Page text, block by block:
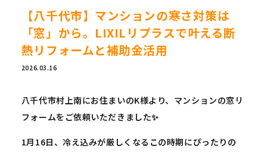
【八千代市】マンションの寒さ対策は
「窓」から。LIXILリプラスで叶える断
熱リフォームと補助金活用
2026.03.16
八千代市村上南にお住まいのK様より、マンションの窓リ
フォームをご依頼いただきました✨
1月16日、冷え込みが厳しくなるこの時期にぴったりの